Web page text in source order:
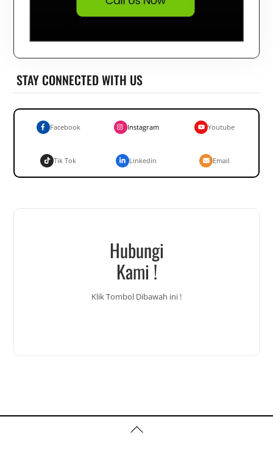
STAY CONNECTED WITH US
Facebook Instagram Youtube
Tik Tok Linkedin Email
Hubungi
Kami !
Klik Tombol Dibawah ini !
Back
To